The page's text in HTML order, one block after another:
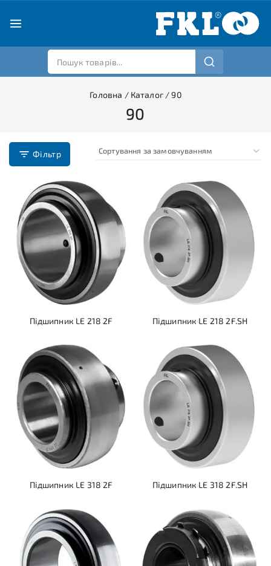
Головна / Каталог /90
90
Фільтр
Підшипник LE 218 2F Підшипник LE 218 2F.SH
Підшипник LE 318 2F Підшипник LE 318 2F.SH